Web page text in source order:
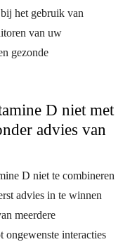
het gebruik van
van uw
gezonde
D niet met
advies van
D niet te combineren
advies in te winnen
meerdere
ongewenste interacties